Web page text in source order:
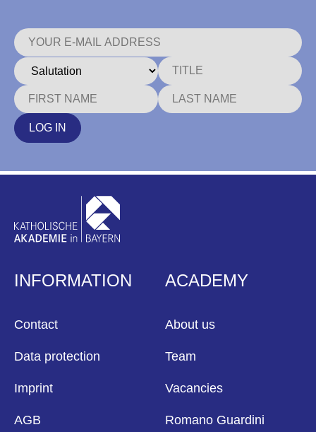
LOG IN
INFORMATION
Contact
Data protection
Imprint
AGB
ACADEMY
About us
Team
Vacancies
Romano Guardini